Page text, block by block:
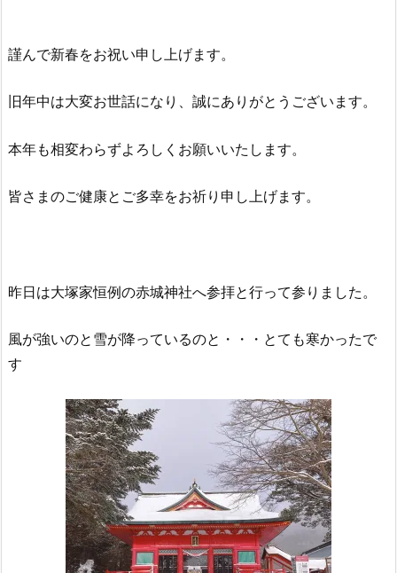
謹んで新春をお祝い申し上げます。
旧年中は大変お世話になり、誠にありがとうございます。
本年も相変わらずよろしくお願いいたします。
皆さまのご健康とご多幸をお祈り申し上げます。
昨日は大塚家恒例の赤城神社へ参拝と行って参りました。
風が強いのと雪が降っているのと・・・とても寒かったで
す